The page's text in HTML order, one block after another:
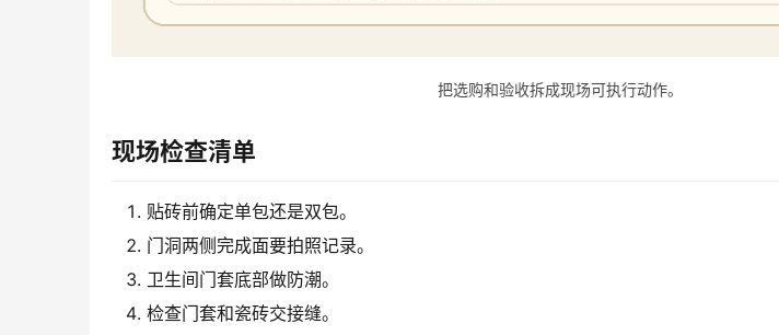
把选购和验收拆成现场可执行动作。
现场检查清单
贴砖前确定单包还是双包。
门洞两侧完成面要拍照记录。
卫生间门套底部做防潮。
检查门套和瓷砖交接缝。